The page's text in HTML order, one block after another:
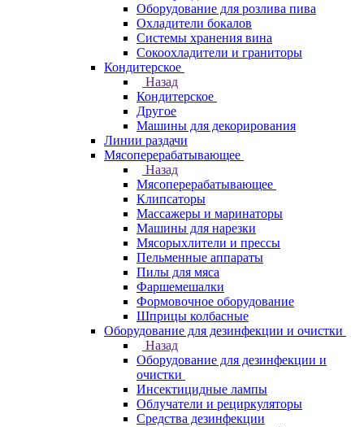
Оборудование для розлива пива
Охладители бокалов
Системы хранения вина
Сокоохладители и граниторы
Кондитерское
Назад
Кондитерское
Другое
Машины для декорирования
Линии раздачи
Мясоперерабатывающее
Назад
Мясоперерабатывающее
Клипсаторы
Массажеры и маринаторы
Машины для нарезки
Мясорыхлители и прессы
Пельменные аппараты
Пилы для мяса
Фаршемешалки
Формовочное оборудование
Шприцы колбасные
Оборудование для дезинфекции и очистки
Назад
Оборудование для дезинфекции и
очистки
Инсектицидные лампы
Облучатели и рециркуляторы
Средства дезинфекции